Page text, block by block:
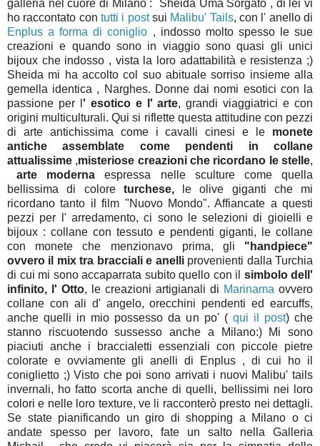
galleria nel cuore di Milano : Sheida Uma Sorgato , di lei vi
ho raccontato con tutti i postsui Malibu' Tails, con l' anello di
Enplus a forma di coniglio , indosso molto spesso le sue
creazioni e quando sono in viaggio sono quasi gli unici
bijoux che indosso , vista la loro adattabilità e resistenza ;)
Sheida mi ha accolto col suo abituale sorriso insieme alla
gemella identica , Narghes. Donne dai nomi esotici con la
passione per l ' esotico e l' arte, grandi viaggiatrici e con
origini multiculturali. Qui si riflette questa attitudine con pezzi
di arte antichissima come i cavalli cinesi e le monete
antiche assemblate come pendenti in collane
attualissime ,misteriose creazioni che ricordano le stelle,
arte moderna espressa nelle sculture come quella
bellissima di colore turchese,
le olive giganti che mi
ricordano tanto il film "Nuovo Mondo". Affiancate a questi
pezzi per l' arredamento, ci sono le selezioni di gioielli e
bijoux : collane con tessuto e pendenti giganti, le collane
con monete che menzionavo prima, gli "handpiece"
ovvero il mix tra bracciali e anelliprovenienti dalla Turchia
di cui mi sono accaparrata subito quello con il simbolo dell'
infinito, l' Otto, le creazioni artigianali di Marinama ovvero
collane con ali d' angelo, orecchini pendenti ed earcuffs,
anche quelli in mio possesso da un po' ( qui il post) che
stanno riscuotendo sussesso anche a Milano:) Mi sono
piaciuti anche i braccialetti essenziali con piccole pietre
colorate e ovviamente gli anelli di Enplus , di cui ho il
coniglietto ;) Visto che poi sono arrivati i nuovi Malibu' tails
invernali, ho fatto scorta anche di quelli, bellissimi nei loro
colori e nelle loro texture, ve li racconterò presto nei dettagli.
Se state pianificando un giro di shopping a Milano o ci
andate spesso per lavoro, fate un salto nella Galleria